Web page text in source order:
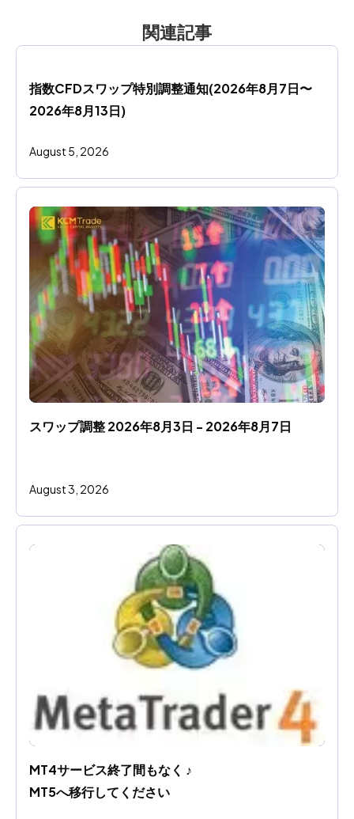
関連記事
指数CFDスワップ特別調整通知(2026年8月7日〜
2026年8月13日)
August 5, 2026
スワップ調整 2026年8月3日 - 2026年8月7日
August 3, 2026
MT4サービス終了間もなく ♪
MT5へ移行してください